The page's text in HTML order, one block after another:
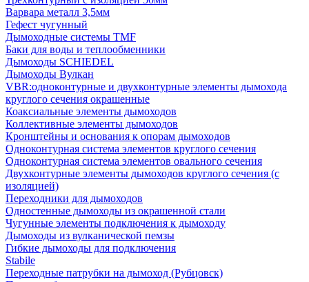
Варвара металл 3,5мм
Гефест чугунный
Дымоходные системы TMF
Баки для воды и теплообменники
Дымоходы SCHIEDEL
Дымоходы Вулкан
VBR:одноконтурные и двухконтурные элементы дымохода
круглого сечения окрашенные
Коаксиальные элементы дымоходов
Коллективные элементы дымоходов
Кронштейны и основания к опорам дымоходов
Одноконтурная система элементов круглого сечения
Одноконтурная система элементов овального сечения
Двухконтурные элементы дымоходов круглого сечения (с
изоляцией)
Переходники для дымоходов
Одностенные дымоходы из окрашенной стали
Чугунные элементы подключения к дымоходу
Дымоходы из вулканической пемзы
Гибкие дымоходы для подключения
Stabile
Переходные патрубки на дымоход (Рубцовск)